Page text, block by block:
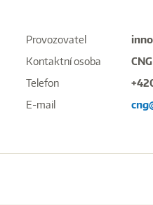
Provozovatel
Kontaktní osoba
Telefon
E-mail